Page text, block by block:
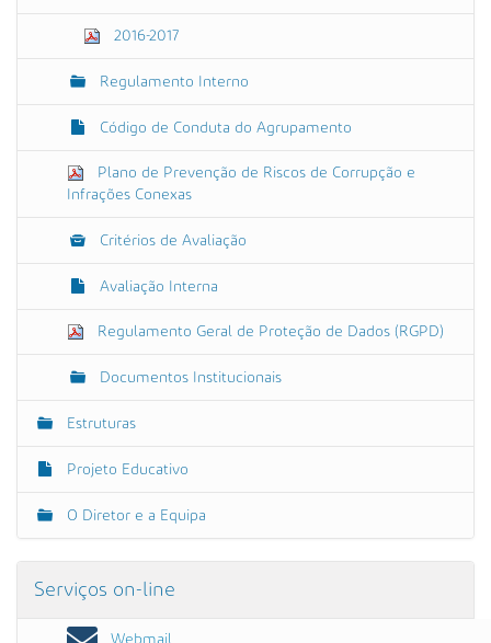
2016-2017
Regulamento Interno
Código de Conduta do Agrupamento
Plano de Prevenção de Riscos de Corrupção e
Infrações Conexas
Critérios de Avaliação
Avaliação Interna
Regulamento Geral de Proteção de Dados (RGPD)
Documentos Institucionais
Estruturas
Projeto Educativo
O Diretor e a Equipa
Serviços on-line
Webmail